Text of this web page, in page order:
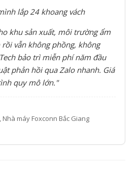
lắp 24 khoang vách
khu sản xuất, môi trường ẩm
vẫn không phồng, không
bảo trì miễn phí năm đầu
phản hồi qua Zalo nhanh. Giá
quy mô lớn."
máy Foxconn Bắc Giang